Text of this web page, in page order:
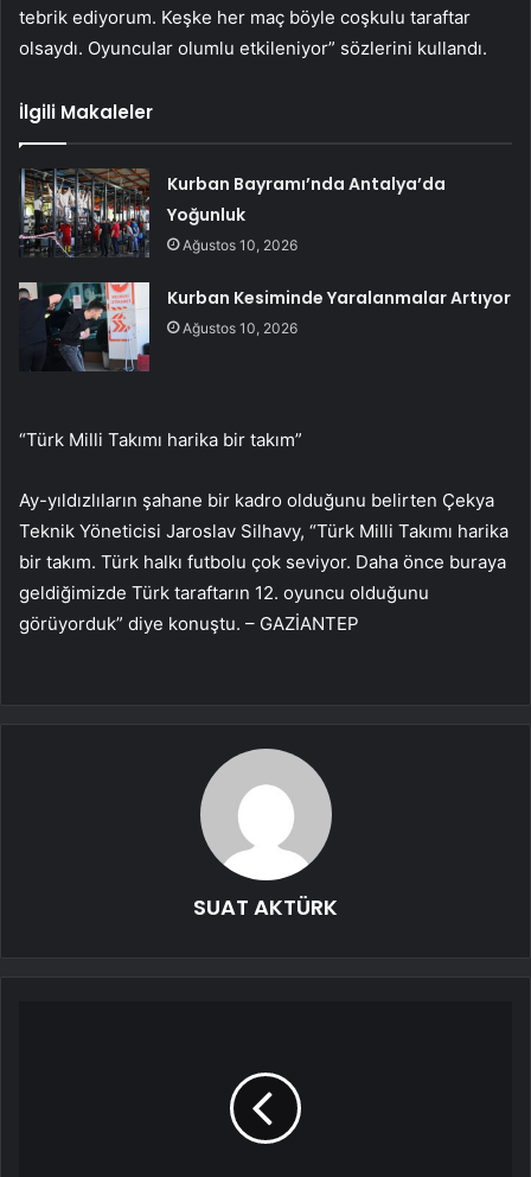
tebrik ediyorum. Keşke her maç böyle coşkulu taraftar
olsaydı. Oyuncular olumlu etkileniyor” sözlerini kullandı.
İlgili Makaleler
Kurban Bayramı’nda Antalya’da
Yoğunluk
Ağustos 10, 2026
Kurban Kesiminde Yaralanmalar Artıyor
Ağustos 10, 2026
“Türk Milli Takımı harika bir takım”
Ay-yıldızlıların şahane bir kadro olduğunu belirten Çekya
Teknik Yöneticisi Jaroslav Silhavy, “Türk Milli Takımı harika
bir takım. Türk halkı futbolu çok seviyor. Daha önce buraya
geldiğimizde Türk taraftarın 12. oyuncu olduğunu
görüyorduk” diye konuştu. – GAZİANTEP
SUAT AKTÜRK